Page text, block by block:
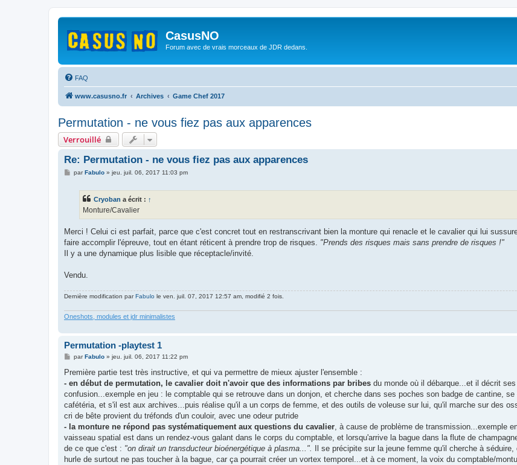
CasusNO
Forum avec de vrais morceaux de JDR dedans.
FAQ
www.casusno.fr Archives Game Chef 2017
Permutation - ne vous fiez pas aux apparences
Verrouillé
Re: Permutation - ne vous fiez pas aux apparences
MparFabulo» jeu. juil. 06, 2017 11:03 pm
Cryoban a écrit : ↑
Monture/Cavalier
Merci ! Celui ci est parfait, parce que c'est concret tout en restranscrivant bien la monture qui renacle et le cavalier qui lui
faire accomplir l'épreuve, tout en étant réticent à prendre trop de risques. "Prends des risques mais sans prendre de risques !"
Il y a une dynamique plus lisible que réceptacle/invité.
Vendu.
Dernière modification parFabulo le ven. juil. 07, 2017 12:57 am, modifié 2 fois.
Oneshots, modules et jdr minimalistes
Permutation -playtest 1
M
s
a
g
par Fabulo» jeu. juil. 06, 2017 11:22 pm
Première partie test très instructive, et qui va permettre de mieux ajuster l'ensemble :
- en début de permutation, le cavalier doit n'avoir que des informations par bribes du monde où il débarque...et il décrit
confusion...exemple en jeu : le comptable qui se retrouve dans un donjon, et cherche dans ses poches son badge de cantine,
cafétéria, et s'il est aux archives...puis réalise qu'il a un corps de femme, et des outils de voleuse sur lui, qu'il marche sur des
cri de bête provient du tréfonds d'un couloir, avec une odeur putride
- la monture ne répond pas systématiquement aux questions du cavalier, à cause de problème de transmission...exemple
vaisseau spatial est dans un rendez-vous galant dans le corps du comptable, et lorsqu'arrive la bague dans la flute de
de ce que c'est : "on dirait un transducteur bioénergétique à plasma...".
Il se précipite sur la jeune femme qu'il cherche à
hurle de surtout ne pas toucher à la bague, car ça pourrait créer un vortex temporel...et à ce moment, la voix du comptable/